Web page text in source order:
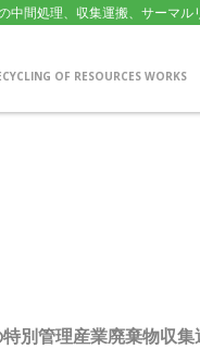
中間処理、収集運搬、サー
OF RESOURCES WORKS
別管理産業廃棄物収集